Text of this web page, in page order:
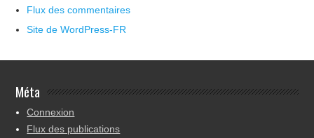
Flux des commentaires
Site de WordPress-FR
Méta
Connexion
Flux des publications